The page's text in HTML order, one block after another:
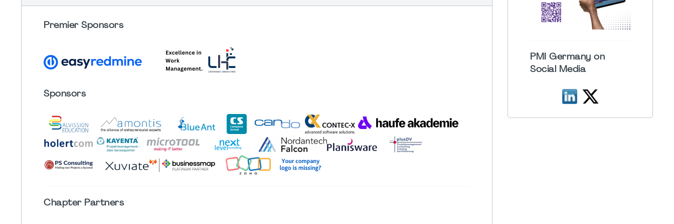
Premier Sponsors
Sponsors
ChapterPartners
PMI Germany on
Social Media